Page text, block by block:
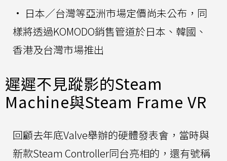
• 日本／台灣等亞洲市場定價尚未公布，同
樣將透過KOMODO銷售管道於日本、韓國、
香港及台灣市場推出
遲遲不見蹤影的Steam
Machine與Steam Frame VR
回顧去年底Valve舉辦的硬體發表會，當時與
新款Steam Controller同台亮相的，還有號稱